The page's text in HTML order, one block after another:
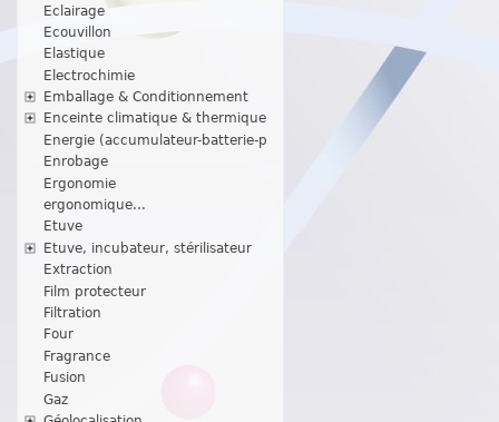
Eclairage
Ecouvillon
Elastique
Electrochimie
Emballage & Conditionnement
Enceinte climatique & thermique
Energie (accumulateur-batterie-p
Enrobage
Ergonomie
ergonomique...
Etuve
Etuve, incubateur, stérilisateur
Extraction
Film protecteur
Filtration
Four
Fragrance
Fusion
Gaz